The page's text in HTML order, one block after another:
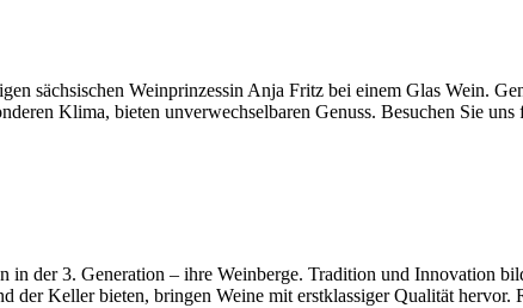
sächsischen Weinprinzessin Anja Fritz bei einem Glas Wein.
Klima, bieten unverwechselbaren Genuss. Besuchen Sie uns
der 3. Generation – ihre Weinberge. Tradition und Innovation
Keller bieten, bringen Weine mit erstklassiger Qualität hervor.